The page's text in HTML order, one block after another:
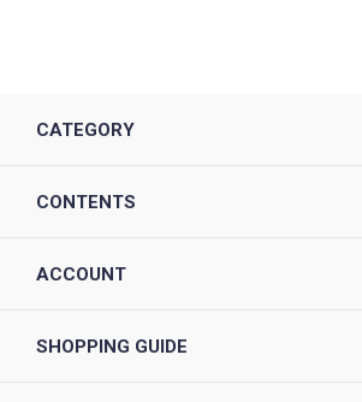
CATEGORY
CONTENTS
ACCOUNT
SHOPPING GUIDE